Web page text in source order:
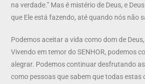
na verdade.” Mas é mistério de Deus, e
que Ele está fazendo, até quando nós não
Podemos aceitar a vida como dom de
Vivendo em temor do SENHOR, podemos
alegrar. Podemos continuar desfrutando
como pessoas que sabem que todas estas